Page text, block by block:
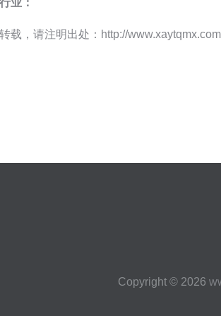
业：
载，请注明出处：http://
Copyright © 2026